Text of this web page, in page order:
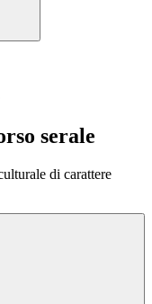
serale
di carattere